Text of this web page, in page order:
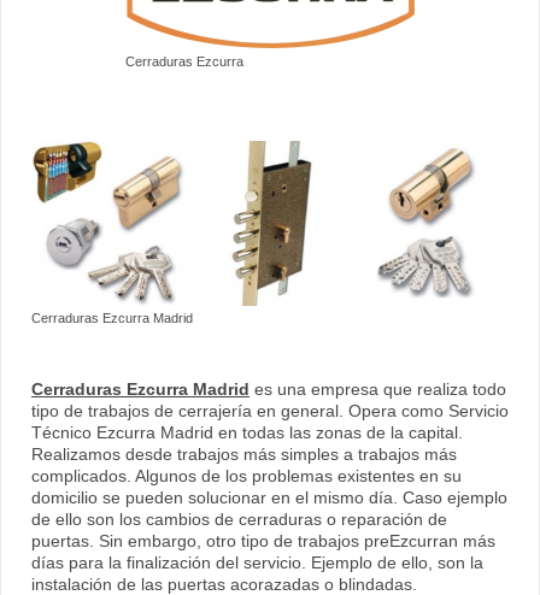
Cerraduras Ezcurra
Cerraduras Ezcurra Madrid
Cerraduras Ezcurra Madrid es una empresa que realiza todo
tipo de trabajos de cerrajería en general. Opera como Servicio
Técnico Ezcurra Madrid en todas las zonas de la capital.
Realizamos desde trabajos más simples a trabajos más
complicados. Algunos de los problemas existentes en su
domicilio se pueden solucionar en el mismo día. Caso ejemplo
de ello son los cambios de cerraduras o reparación de
puertas. Sin embargo, otro tipo de trabajos preEzcurran más
días para la finalización del servicio. Ejemplo de ello, son la
instalación de las puertas acorazadas o blindadas.